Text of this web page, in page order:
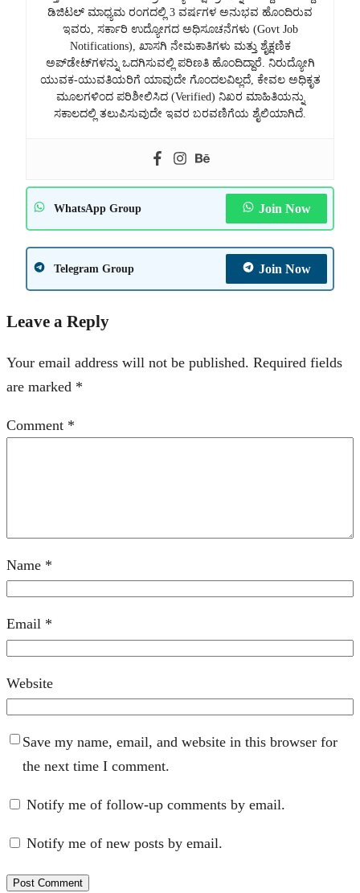
ಡಿಜಿಟಲ್ ಮಾಧ್ಯಮ ರಂಗದಲ್ಲಿ 3 ವರ್ಷಗಳ ಅನುಭವ ಹೊಂದಿರುವ
ಇವರು, ಸರ್ಕಾರಿ ಉದ್ಯೋಗದ ಅಧಿಸೂಚನೆಗಳು (Govt Job
Notifications), ಖಾಸಗಿ ನೇಮಕಾತಿಗಳು ಮತ್ತು ಶೈಕ್ಷಣಿಕ
ಅಪ್‌ಡೇಟ್‌ಗಳನ್ನು ಒದಗಿಸುವಲ್ಲಿ ಪರಿಣತಿ ಹೊಂದಿದ್ದಾರೆ. ನಿರುದ್ಯೋಗಿ
ಯುವಕ-ಯುವತಿಯರಿಗೆ ಯಾವುದೇ ಗೊಂದಲವಿಲ್ಲದೆ, ಕೇವಲ ಅಧಿಕೃತ
ಮೂಲಗಳಿಂದ ಪರಿಶೀಲಿಸಿದ (Verified) ನಿಖರ ಮಾಹಿತಿಯನ್ನು
ಸಕಾಲದಲ್ಲಿ ತಲುಪಿಸುವುದೇ ಇವರ ಬರವಣಿಗೆಯ ಶೈಲಿಯಾಗಿದೆ.
WhatsApp Group Join Now
Telegram Group Join Now
Leave a Reply
Your email address will not be published. Required fields
are marked *
Comment *
Name *
Email *
Website
Save my name, email, and website in this browser for
the next time I comment.
Notify me of follow-up comments by email.
Notify me of new posts by email.